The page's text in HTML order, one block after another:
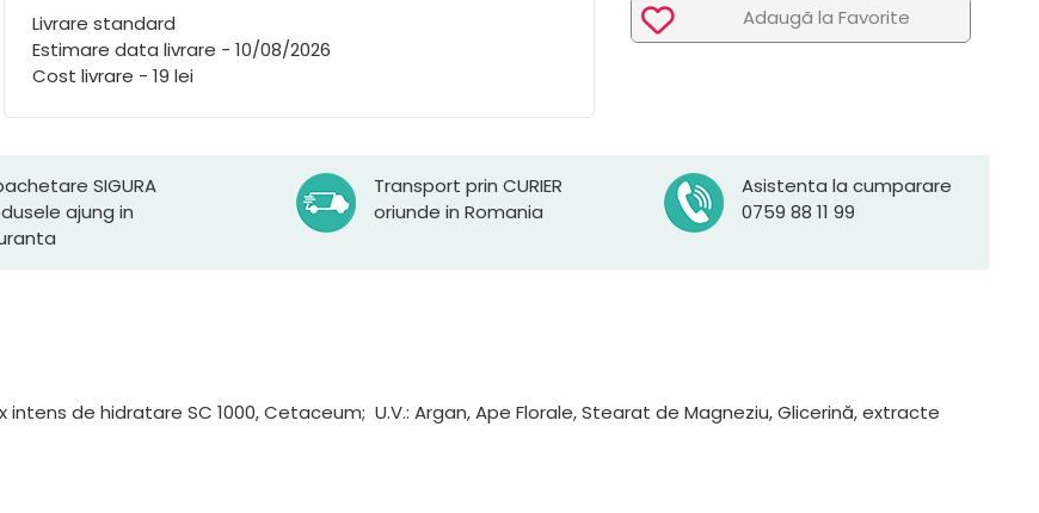
Livrare standard
Estimare data livrare - 10/08/2026
Cost livrare - 19 lei
Adaugã la Favorite
SIGURA
ajung in
Transport prin CURIER
oriunde in Romania
Asistenta la cumparare
0759 88 11 99
de hidratare SC 1000, Cetaceum; U.V.: Argan, Ape Florale, Stearat de Magneziu, Glicerină, extracte